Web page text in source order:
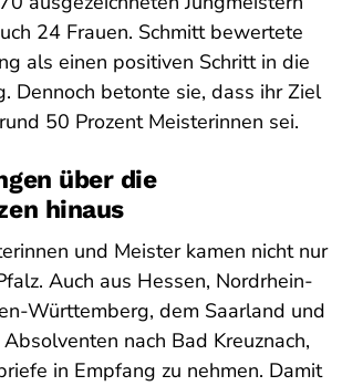
24 Frauen. Schmitt bewertete
als einen positiven Schritt in die
Dennoch betonte sie, dass ihr Ziel
50 Prozent Meisterinnen sei.
über die
hinaus
und Meister kamen nicht nur
Auch aus Hessen, Nordrhein-
Württemberg, dem Saarland und
nach Bad Kreuznach,
in Empfang zu nehmen. Damit